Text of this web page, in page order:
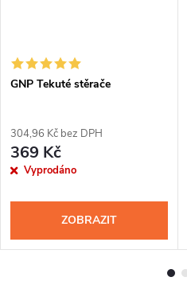
GNP Tekuté stěrače
304,96 Kč bez DPH
369 Kč
Vyprodáno
ZOBRAZIT